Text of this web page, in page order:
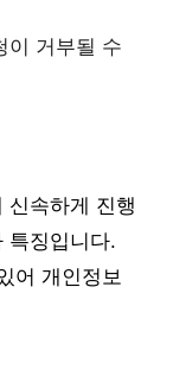
이 거부될 수
신속하게 진행
특징입니다.
어 개인정보